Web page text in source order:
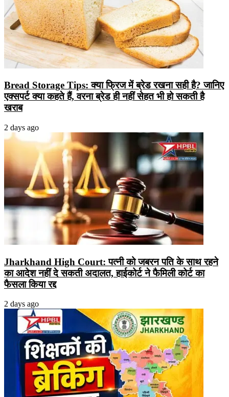
Bread Storage Tips: क्या फ्रिज में ब्रेड रखना सही है? जानिए
एक्सपर्ट क्या कहते हैं, वरना ब्रेड ही नहीं सेहत भी हो सकती है
खराब
2 days ago
Jharkhand High Court: पत्नी को जबरन पति के साथ रहने
का आदेश नहीं दे सकती अदालत, हाईकोर्ट ने फैमिली कोर्ट का
फैसला किया रद्द
2 days ago